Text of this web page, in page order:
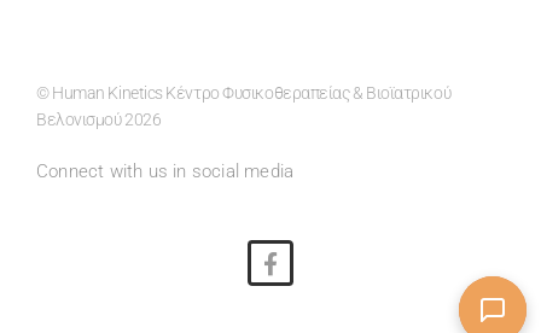
© Human Kinetics Κέντρο Φυσικοθεραπείας & Βιοϊατρικού
Βελονισμού 2026
Connect with us in social media